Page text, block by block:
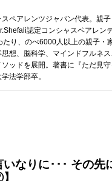
ペアレンツジャパン代表。親
認定コンシャスペアレン
たり、のべ6000人以上の親子・
想、脳科学、マインドフルネ
ッドを展開。著書に『ただ見守
法学部卒。
なりに･･･ その先